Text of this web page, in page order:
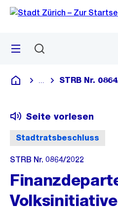
Navigation
Sprunglink
Menü
Deutsch
Blende alle Breadcrumbs
STRB Nr.
Stadtratsbeschluss
Seite vorlesen
STRB Nr. 0864/2022
Volksinitiative